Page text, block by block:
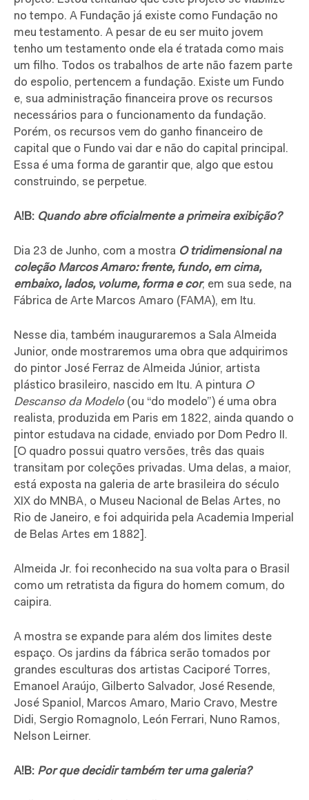
no tempo. A Fundação já existe como Fundação no
meu testamento. A pesar de eu ser muito jovem
tenho um testamento onde ela é tratada como mais
um filho. Todos os trabalhos de arte não fazem parte
do espolio, pertencem a fundação. Existe um Fundo
e, sua administração financeira prove os recursos
necessários para o funcionamento da fundação.
Porém, os recursos vem do ganho financeiro de
capital que o Fundo vai dar e não do capital principal.
Essa é uma forma de garantir que, algo que estou
construindo, se perpetue.
A!B: Quando abre oficialmente a primeira exibição?
Dia 23 de Junho, com a mostra O tridimensional na
coleção Marcos Amaro: frente, fundo, em cima,
embaixo, lados, volume, forma e cor, ​em sua sede, na
Fábrica de Arte Marcos Amaro (FAMA), em Itu.
Nesse dia, também inauguraremos a Sala Almeida
Junior, onde mostraremos uma obra que adquirimos
do pintor José Ferraz de Almeida Júnior, artista
plástico brasileiro, nascido em Itu. A pintura O
Descanso da Modelo (ou “do modelo”) é uma obra
realista, produzida em Paris em 1822, ainda quando o
pintor estudava na cidade, enviado por Dom Pedro II.
[O quadro possui quatro versões, três das quais
transitam por coleções privadas. Uma delas, a maior,
está exposta na galeria de arte brasileira do século
XIX do MNBA, o Museu Nacional de Belas Artes, no
Rio de Janeiro, e foi adquirida pela Academia Imperial
de Belas Artes em 1882].
Almeida Jr. foi reconhecido na sua volta para o Brasil
como um retratista da figura do homem comum, do
caipira.
A mostra se expande para além dos limites deste
espaço. Os jardins da fábrica serão tomados por
grandes esculturas dos artistas Caciporé Torres,
Emanoel Araújo, Gilberto Salvador, José Resende,
José Spaniol, Marcos Amaro, Mario Cravo, Mestre
Didi, Sergio Romagnolo, León Ferrari, Nuno Ramos,
Nelson Leirner.
A!B: Por que decidir também ter uma galeria?